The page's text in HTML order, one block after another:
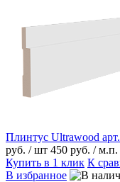
Плинтус Ultrawood
руб. / шт 450 руб. / м.п.
Купить в 1 клик К
В избранное